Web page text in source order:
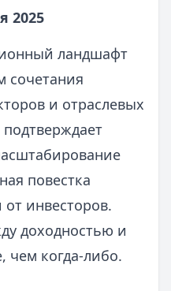
2025
ландшафт
сочетания
и отраслевых
повестка
инвесторов.
доходностью и
чем когда-либо.